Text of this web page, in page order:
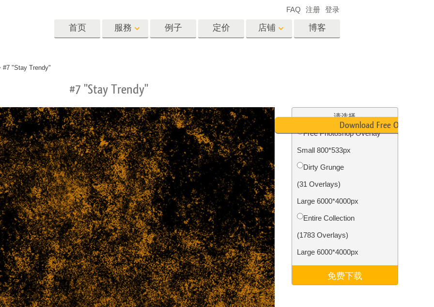
首页 服務
片编辑服务 人工智能生成的服装模型 图像处理服务 照片修复服务
修图服务 珠宝修饰服务 AI训练数据 Video Editing Services
例子 定价 店铺
预设
Photoshop 动作
Photoshop 疊加
Photoshop 紋理
Ps 动作 整个合集
Ps覆盖整个收藏
情人节贺卡
婚礼请柬
儿童生日请柬
博客
FAQ 注册 登录
#7 "Stay Trendy"
#7 "Stay Trendy"
请选择
Free Photoshop Overlay
Small 800*533px
Dirty Grunge
(31 Overlays)
Large 6000*4000px
Entire Collection
(1783 Overlays)
Large 6000*4000px
免费下载
Download Free Overlay